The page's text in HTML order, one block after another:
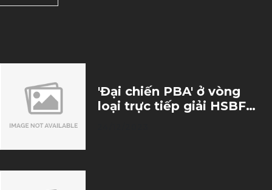
'Đại chiến PBA' ở vòng
loại trực tiếp giải HSBF